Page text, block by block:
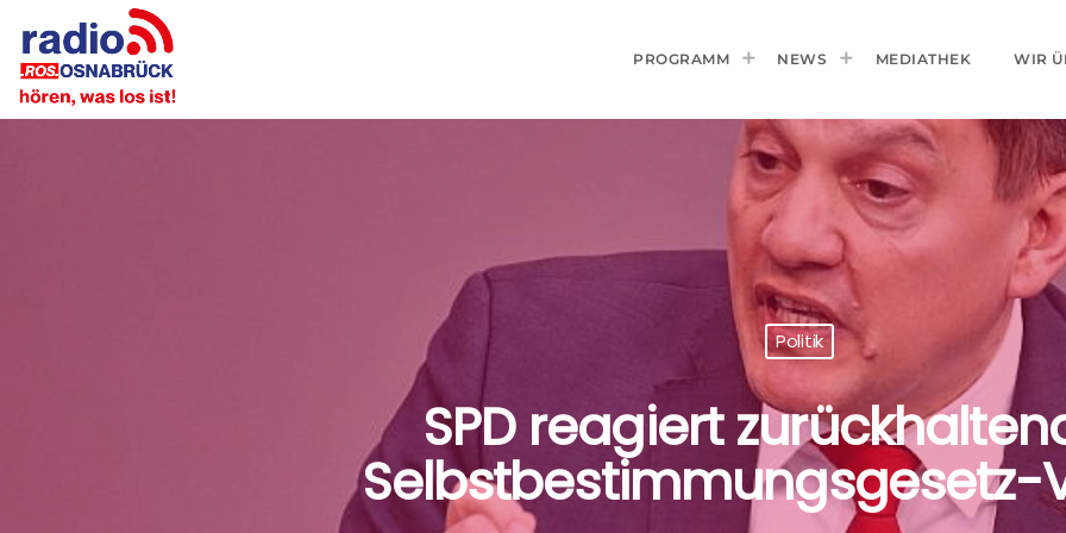
PROGRAMM NEWS MEDIATHEK WIR
Politik
SPD reagiert
Selbstbestimmungsgesetz-